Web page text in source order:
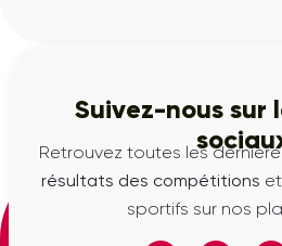
Suivez-nous sur
Retrouvez toutes les
résultats des compétitions
sportifs sur nos